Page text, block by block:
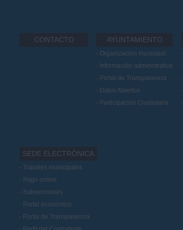
CONTACTO AYUNTAMIENTO
Organización municipal
Información administrativa
Portal de Transparencia
Datos Abiertos
Participación Ciudadana
SEDE ELECTRÓNICA
Trámites municipales
Pago online
Subvenciones
Portal económico
Portal de Transparencia